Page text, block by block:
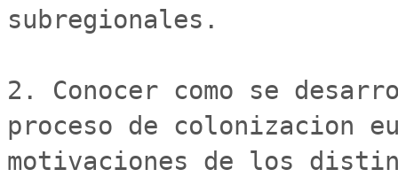
subregionales.
2. Conocer como se
proceso de colonizacion
motivaciones de los